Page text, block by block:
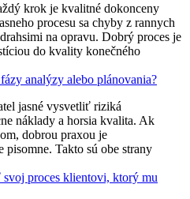
krok je kvalitné dokonceny
procesu sa chyby z rannych
na opravu. Dobrý proces je
do kvality konečného
analýzy alebo plánovania?
jasné vysvetliť riziká
náklady a horsia kvalita. Ak
dobrou praxou je
Takto sú obe strany
proces klientovi, ktorý mu